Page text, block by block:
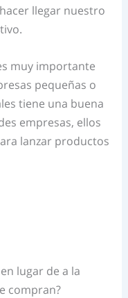
llegar nuestro
muy importante
pequeñas o
tiene una buena
empresas, ellos
lanzar productos
lugar de a la
compran?